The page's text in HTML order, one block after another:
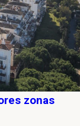
zonas